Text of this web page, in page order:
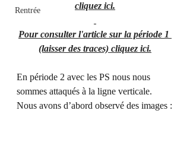
Rentrée
cliquez ici.
Pour consulter l'article sur la période 1
(laisser des traces) cliquez ici.
En période 2 avec les PS nous nous
sommes attaqués à la ligne verticale.
Nous avons d’abord observé des images :